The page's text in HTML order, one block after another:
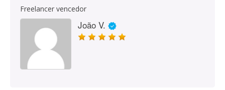
Freelancer vencedor
João V.